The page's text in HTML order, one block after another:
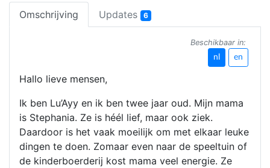
Omschrijving Updates 6
Beschikbaar in:
nl en
Hallo lieve mensen,
Ik ben Lu’Ayy en ik ben twee jaar oud. Mijn mama
is Stephania. Ze is héél lief, maar ook ziek.
Daardoor is het vaak moeilijk om met elkaar leuke
dingen te doen. Zomaar even naar de speeltuin of
de kinderboerderij kost mama veel energie. Ze